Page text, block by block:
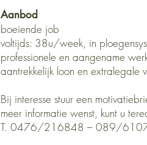
Aanbod
boeiende job
voltijds: 38u/week, in
professionele en aangename
aantrekkelijk loon en extralegale
Bij interesse stuur een
meer informatie wenst, kunt u
T. 0476/216848 – 089/